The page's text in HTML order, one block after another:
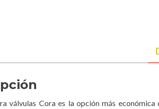
válvulas Cora es la opción más